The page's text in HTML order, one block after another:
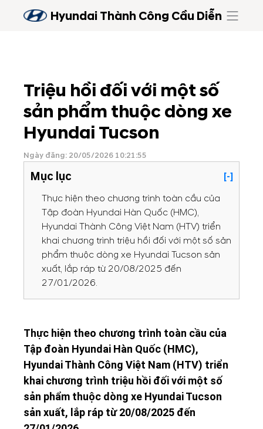
Hyundai Thành Công Cầu Diễn
Triệu hồi đối với một số
sản phẩm thuộc dòng xe
Hyundai Tucson
Ngày đăng: 20/05/2026 10:21:55
Mục lục
[-]
Thực hiện theo chương trình toàn cầu của
Tập đoàn Hyundai Hàn Quốc (HMC),
Hyundai Thành Công Việt Nam (HTV) triển
khai chương trình triệu hồi đối với một số sản
phẩm thuộc dòng xe Hyundai Tucson sản
xuất, lắp ráp từ 20/08/2025 đến
27/01/2026.
Thực hiện theo chương trình toàn cầu của
Tập đoàn Hyundai Hàn Quốc (HMC),
Hyundai Thành Công Việt Nam (HTV) triển
khai chương trình triệu hồi đối với một số
sản phẩm thuộc dòng xe Hyundai Tucson
sản xuất, lắp ráp từ 20/08/2025 đến